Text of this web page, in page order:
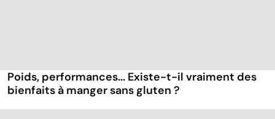
Poids, performances... Existe-t-il vraiment des
bienfaits à manger sans gluten ?